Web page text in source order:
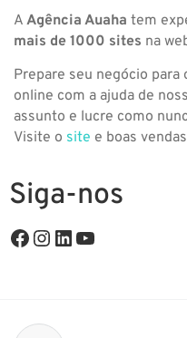
A Agência Auaha tem
mais de 1000 sites na
Prepare seu negócio
online com a ajuda de
assunto e lucre como
Visite o site e boas
Siga-nos